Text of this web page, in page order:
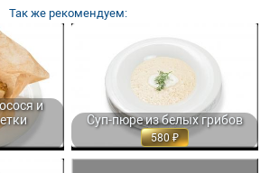
Так же рекомендуем:
и
И
1380
Суп-пюре из белых грибов
580
СУП-ПЮРЕ ИЗ БЕЛЫХ ГРИБОВ С
ВЗБИТЫМИ СЛИВКАМИ 350 ГР. 580